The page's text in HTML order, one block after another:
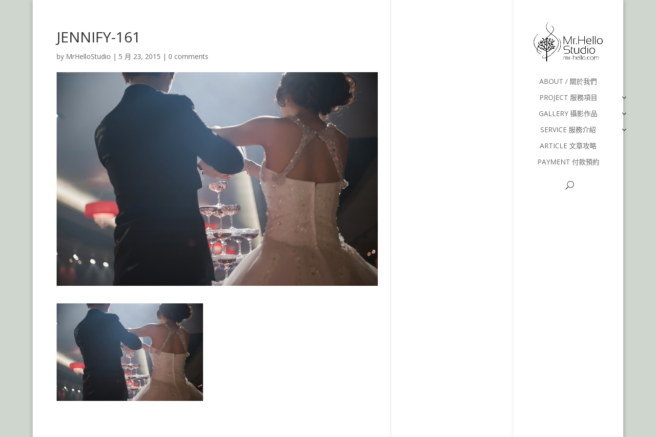
ABOUT / 關於我們
PROJECT 服務項目
GALLERY 攝影作品
SERVICE 服務介紹
ARTICLE 文章攻略
PAYMENT 付款預約
JENNIFY-161
by MrHelloStudio | 5 月 23, 2015 | 0 comments